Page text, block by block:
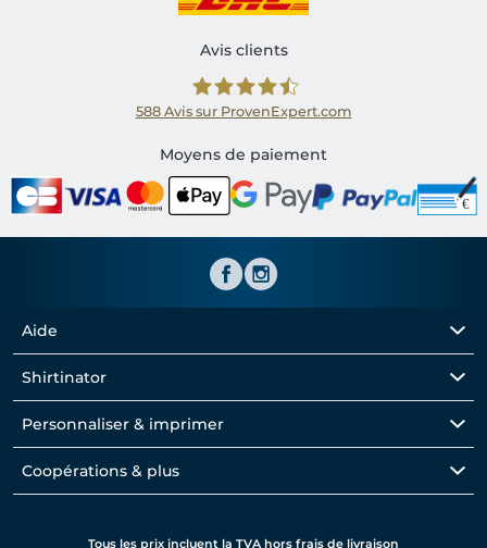
Avis clients
Shirtinator FR
588 Avis sur ProvenExpert.com
Moyens de paiement
Aide
Shirtinator
Personnaliser & imprimer
Coopérations & plus
Tous les prix incluent la TVA hors frais de livraison